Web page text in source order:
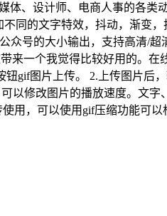
体、设计师、电商人事的各类
同的文字特效，抖动，渐变
众号的大小输出，支持高清/
来一个我觉得比较好用的。在
钮gif图片上传。 2.上传图片后
以修改图片的播放速度。文字
用，可以使用gif压缩功能可